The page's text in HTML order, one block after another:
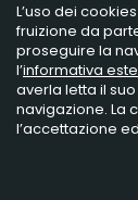
Email
Info utili
L’uso dei
fruizione da
proseguire la
l’informativa
averla letta il
navigazione. La
l’accettazione